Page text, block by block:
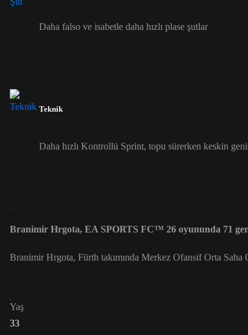
Daha falso ve isabetle daha hızlı plase şutlar
Teknik
Daha hızlı Kontrollü Sprint, topu sürerken keskin
Branimir Hrgota, EA SPORTS FC™ 26 oyununda 71
Branimir Hrgota, Fürth takımında Merkez Ofansif Orta
Yaş
33